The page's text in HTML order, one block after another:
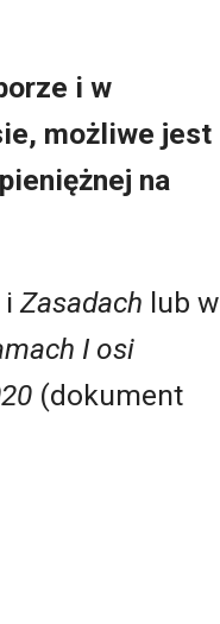
i w
możliwe jest
na
i Zasadach lub w
I osi
(dokument